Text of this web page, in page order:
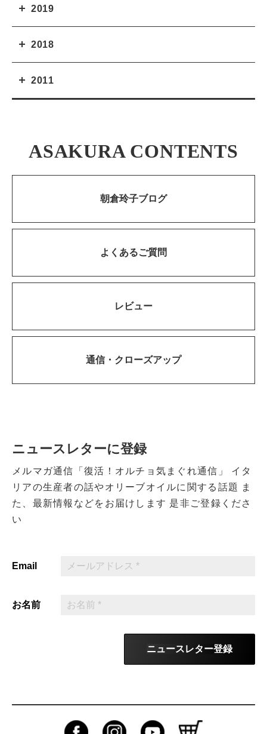
2019
2018
2011
ASAKURA CONTENTS
朝倉玲子ブログ
よくあるご質問
レビュー
通信・ クローズアップ
ニュースレターに登録
メルマガ通信「復活！オルチョ気まぐれ通信」
イタ
リアの生産者の話やオリーブオイルに関する話題
ま
た、最新情報などをお届けします 是非ご登録くださ
い
Email
お名前
ニュースレター登録